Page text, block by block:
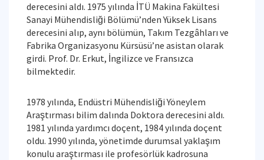
derecesini aldı. 1975 yılında İTÜ Makina Fakültesi
Sanayi Mühendisliği Bölümü’nden Yüksek Lisans
derecesini alıp, aynı bölümün, Takım Tezgâhları ve
Fabrika Organizasyonu Kürsüsü’ne asistan olarak
girdi. Prof. Dr. Erkut, İngilizce ve Fransızca
bilmektedir.
1978 yılında, Endüstri Mühendisliği Yöneylem
Araştırması bilim dalında Doktora derecesini aldı.
1981 yılında yardımcı doçent, 1984 yılında doçent
oldu. 1990 yılında, yönetimde durumsal yaklaşım
konulu araştırması ile profesörlük kadrosuna